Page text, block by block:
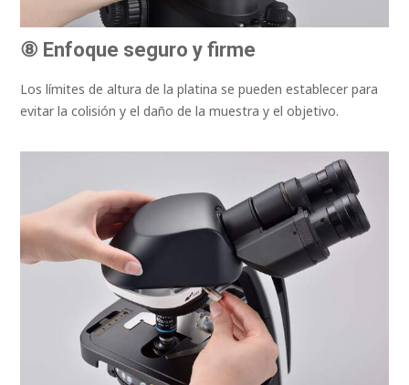
⑧ Enfoque seguro y firme
Los límites de altura de la platina se pueden establecer para
evitar la colisión y el daño de la muestra y el objetivo.